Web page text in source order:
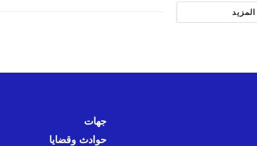
جهات
حوادث وقضايا